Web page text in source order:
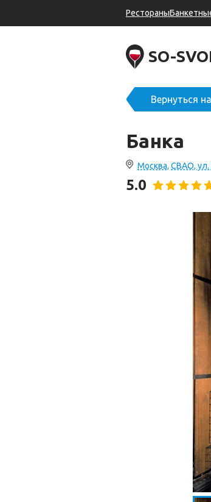
Рестораны
SO-
Вернуться
Банка
Москва, СВАО, ул.
5.0